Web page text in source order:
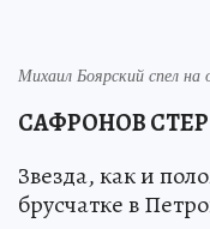
Михаил Боярский спел
САФРОНОВ
Звезда, как и
брусчатке в